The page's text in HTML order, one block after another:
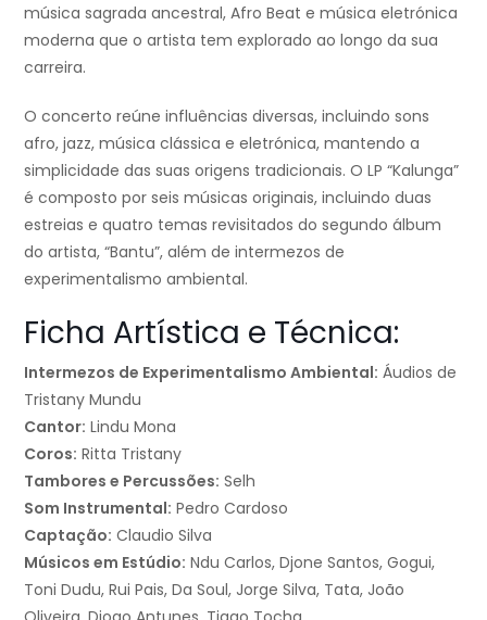
música sagrada ancestral, Afro Beat e música eletrónica
moderna que o artista tem explorado ao longo da sua
carreira.
O concerto reúne influências diversas, incluindo sons
afro, jazz, música clássica e eletrónica, mantendo a
simplicidade das suas origens tradicionais. O LP “Kalunga”
é composto por seis músicas originais, incluindo duas
estreias e quatro temas revisitados do segundo álbum
do artista, “Bantu”, além de intermezos de
experimentalismo ambiental.
Ficha Artística e Técnica:
Intermezos de Experimentalismo Ambiental: Áudios de
Tristany Mundu
Cantor: Lindu Mona
Coros: Ritta Tristany
Tambores e Percussões: Selh
Som Instrumental: Pedro Cardoso
Captação: Claudio Silva
Músicos em Estúdio: Ndu Carlos, Djone Santos, Gogui,
Toni Dudu, Rui Pais, Da Soul, Jorge Silva, Tata, João